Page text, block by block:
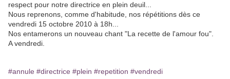
respect pour notre directrice en plein deuil...
Nous reprenons, comme d'habitude, nos répétitions dès ce
vendredi 15 octobre 2010 à 18h...
Nos entamerons un nouveau chant "La recette de l'amour fou".
A vendredi.
#annule #directrice #plein #repetition #vendredi